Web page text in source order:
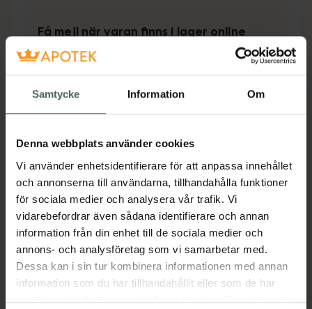
Samtycke Information Om
Denna webbplats använder cookies
Vi använder enhetsidentifierare för att anpassa innehållet
och annonserna till användarna, tillhandahålla funktioner
för sociala medier och analysera vår trafik. Vi
vidarebefordrar även sådana identifierare och annan
information från din enhet till de sociala medier och
annons- och analysföretag som vi samarbetar med.
Dessa kan i sin tur kombinera informationen med annan
information som du har tillhandahållit eller som de har
samlat in när du har använt deras tjänster. Samtycke till
Få mejl när varan finns i lager online
Din e-postadress
Jag accepterar villkoren
Aktuella erbjudanden
Beskrivning Dölj
Jämförpris 20,06 kr/st
EAN:05390166052605
Kategorier: